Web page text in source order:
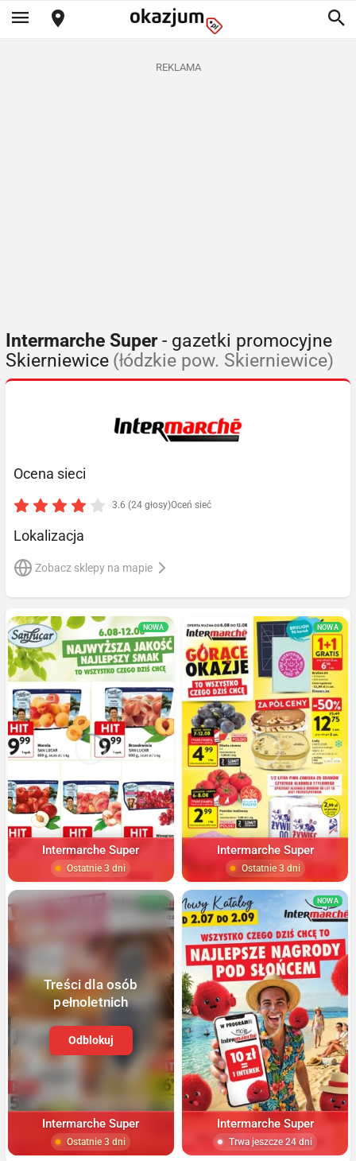
REKLAMA
Intermarche Super- gazetki promocyjne
Skierniewice (łódzkie pow. Skierniewice)
Ocena sieci
3.6 (24 głosy)Oceń sieć
Lokalizacja
Zobacz sklepy na mapie
NOWA
Intermarche Super
Ostatnie 3 dni
NOWA
Intermarche Super
Ostatnie 3 dni
Treści dla osób
pełnoletnich
Odblokuj
Intermarche Super
Ostatnie 3 dni
NOWA
Intermarche Super
Trwa jeszcze 24 dni